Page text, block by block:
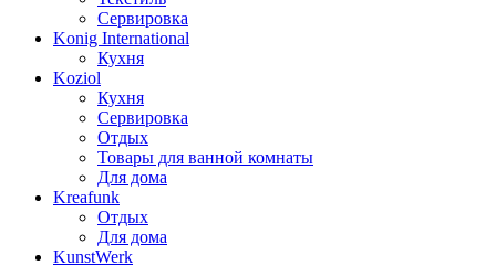
Сервировка
Konig International
Кухня
Koziol
Кухня
Сервировка
Отдых
Товары для ванной комнаты
Для дома
Kreafunk
Отдых
Для дома
KunstWerk